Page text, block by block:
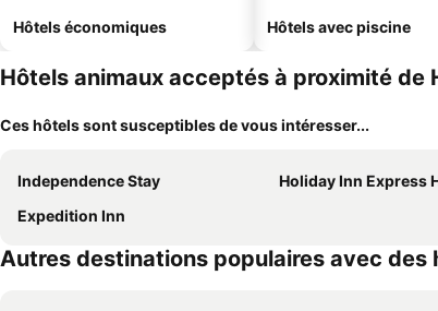
Hôtels économiques Hôtels avec piscine
Hôtels animaux acceptés à proximité de
Ces hôtels sont susceptibles de vous intéresser...
Independence Stay Holiday Inn Express Houghton-
Expedition Inn
Autres destinations populaires avec des